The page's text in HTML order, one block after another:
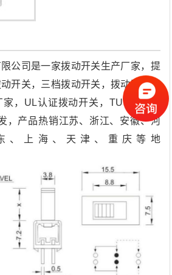
限公司是一家拨动开关生产厂家，提
开关，三档拨动开关，拨动开关厂
，UL认证拨动开关，TUV拨动开
，产品热销江苏、浙江、安徽、河
、上海、天津、重庆等地